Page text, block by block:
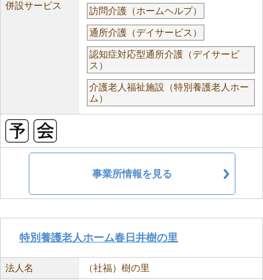
併設サービス
訪問介護（ホームヘルプ）
通所介護（デイサービス）
認知症対応型通所介護（デイサービ
ス）
介護老人福祉施設（特別養護老人ホー
ム）
事業所情報を見る
特別養護老人ホーム春日井樹の里
法人名 （社福）樹の里